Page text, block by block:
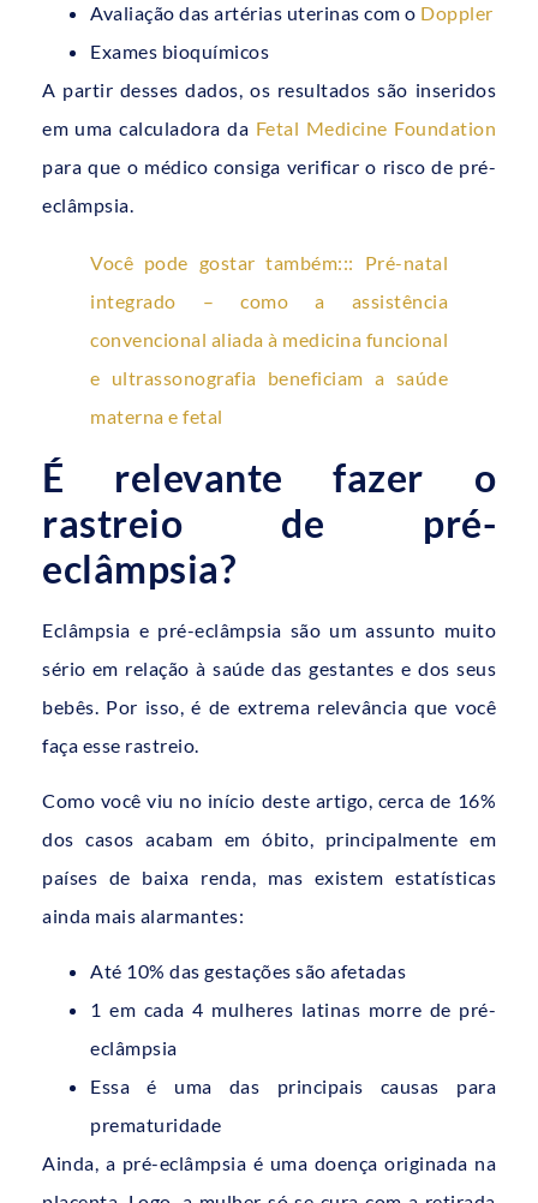
Avaliação das artérias uterinas com o Doppler
Exames bioquímicos
A partir desses dados, os resultados são inseridos
em uma calculadora da Fetal Medicine Foundation
para que o médico consiga verificar o risco de pré-
eclâmpsia.
Você pode gostar também::: Pré-natal
integrado – como a assistência
convencional aliada à medicina funcional
e ultrassonografia beneficiam a saúde
materna e fetal
É relevante fazer o
rastreio de pré-
eclâmpsia?
Eclâmpsia e pré-eclâmpsia são um assunto muito
sério em relação à saúde das gestantes e dos seus
bebês. Por isso, é de extrema relevância que você
faça esse rastreio.
Como você viu no início deste artigo, cerca de 16%
dos casos acabam em óbito, principalmente em
países de baixa renda, mas existem estatísticas
ainda mais alarmantes:
Até 10% das gestações são afetadas
1 em cada 4 mulheres latinas morre de pré-
eclâmpsia
Essa é uma das principais causas para
prematuridade
Ainda, a pré-eclâmpsia é uma doença originada na